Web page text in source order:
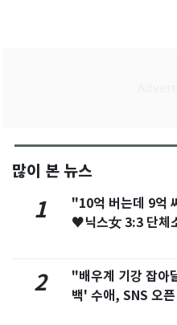
많이 본 뉴스
1
"10억 버는데 9억
♥닉스女 3:3 단체
2
"배우계 기강 잡
백' 수애, SNS 오